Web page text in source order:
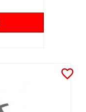
favorite_border